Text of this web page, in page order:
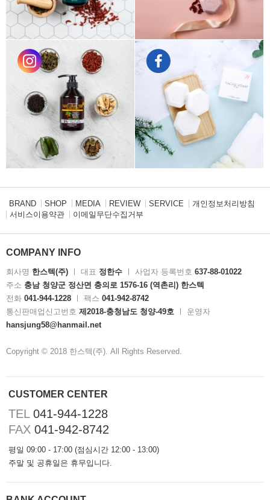
BRAND SHOP MEDIA REVIEW SERVICE
개인정보처리방침
서비스이용약관
이메일무단수집거부
COMPANY INFO
회사명 한스텍(주) 대표 정한수 사업자 등록번호 637-88-01022
주소 충남 청양군 정산면 충의로 1576-16 (역촌리) 한스텍
전화 041-944-1228 팩스 041-942-8742
통신판매업신고번호 제2018-충청남도 청양-49호
운영자
hansjung58@hanmail.net
Copyright © 2018 한스텍(주). All Rights Reserved.
CUSTOMER CENTER
TEL 041-944-1228
FAX 041-942-8742
평일 09:00 - 17:00 (점심시간 12:00 - 13:00)
주말 및 공휴일은 휴무입니다.